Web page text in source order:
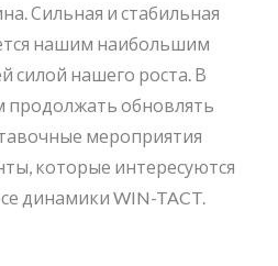
Сильная и стабильная
нашим наибольшим
силой нашего роста. В
продолжать обновлять
мероприятия
которые интересуются
динамики WIN-TACT.